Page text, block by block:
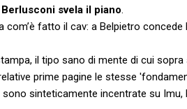
Berlusconi svela il piano.
com’è fatto il cav: a Belpietro
il tipo sano di mente di cui
prime pagine le stesse
sono sinteticamente incentrate su Imu,